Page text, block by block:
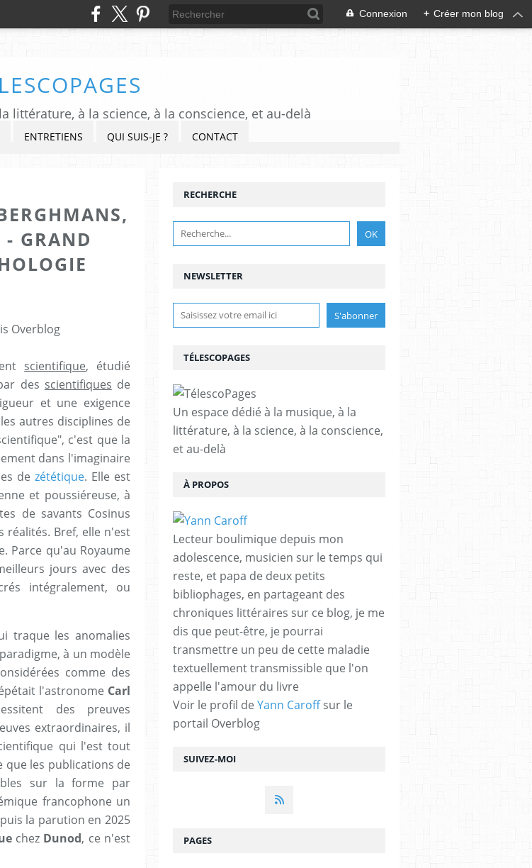
Connexion + Créer mon blog
littérature, à la science, à la conscience, et au-delà
ENTRETIENS QUI SUIS-JE ? CONTACT
GRAND
Overblog
scientifique, étudié
des scientifiques de
et une exigence
autres disciplines de
c'est que la
dans l'imaginaire
de zététique. Elle est
et poussiéreuse, à
de savants Cosinus
réalités. Bref, elle n'est
Parce qu'au Royaume
jours avec des
intégralement, ou
traque les anomalies
à un modèle
comme des
l'astronome Carl
des preuves
extraordinaires, il
qui l'est tout
les publications de
sur la forme par
francophone un
la parution en 2025
chez Dunod, ce n'est
NEWSLETTER
SUIVEZ-MOI
RECHERCHE
TÉLESCOPAGES
Un espace dédié à la musique, à la
littérature, à la science, à la conscience,
et au-delà
À PROPOS
Lecteur boulimique depuis mon
adolescence, musicien sur le temps qui
reste, et papa de deux petits
bibliophages, en partageant des
chroniques littéraires sur ce blog, je me
dis que peut-être, je pourrai
transmettre un peu de cette maladie
textuellement transmissible que l'on
appelle l'amour du livre
Voir le profil de Yann Caroffsur le
portail Overblog
PAGES